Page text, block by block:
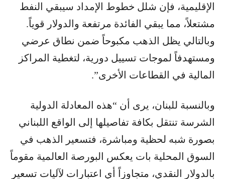
الإقليمية، فإن شلل خطوط الإمداد سيبقي النفط
مشتعلاً، مما يبقي الفائدة مرتفعة والدولار قوياً.
وبالتالي يظل الذهب مكبوحاً ضمن نطاق عرضي
ومستهدفاً لموجات تسييل دورية، لتغطية المراكز
المالية في القطاعات الأخرى”.
وبالنسبة للبنان، يرى أن “هذه المعادلة الدولية
الشرسة تنتقل بكافة تفاصيلها إلى الواقع اللبناني
بصورة شبه لحظية ومباشرة، فتسعير الذهب في
السوق المحلية بات يعكس البورصة العالمية مقوماً
بالدولار النقدي، متجاوزاً أي اعتبارات لآليات تسعير